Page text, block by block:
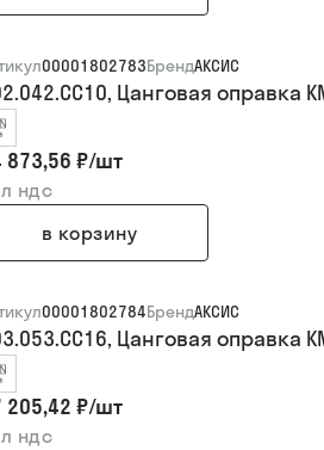
00001802783БрендАКСИС
Цанговая оправка
873,56 ₽/шт
ндс
в корзину
00001802784БрендАКСИС
Цанговая оправка
205,42 ₽/шт
ндс